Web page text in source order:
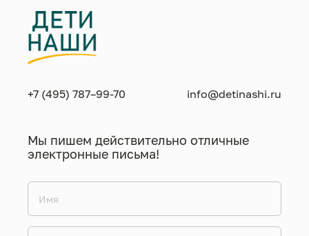
+7 (495) 787–99-70 info@detinashi.ru
Мы пишем действительно отличные
электронные письма!